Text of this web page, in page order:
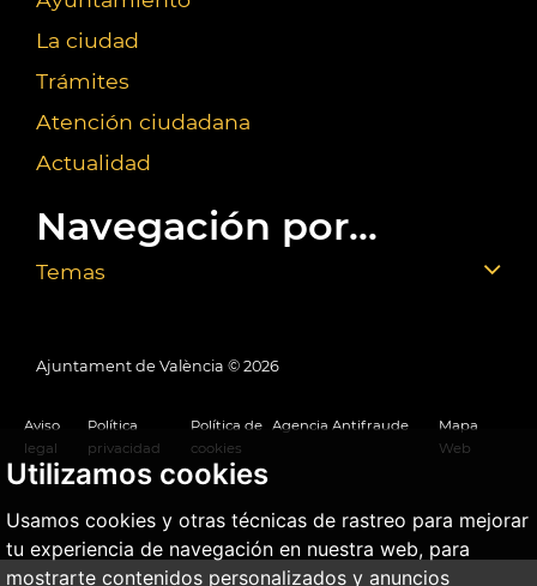
Utilizamos cookies
Usamos cookies y otras técnicas de rastreo para mejorar
tu experiencia de navegación en nuestra web, para
mostrarte contenidos personalizados y anuncios
La ciudad
Trámites
Atención ciudadana
Actualidad
Navegación por...
Temas
Ajuntament de València © 2026
Aviso
legal
Política
privacidad
Política de
cookies
Agencia Antifraude
Mapa
Web